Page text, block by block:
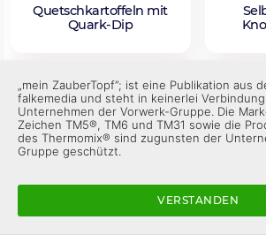
Quetschkartoffeln mit
Quark-Dip
„mein ZauberTopf”; ist eine Publikation aus
falkemedia und steht in keinerlei
Unternehmen der Vorwerk-Gruppe. Die
Zeichen TM5®, TM6 und TM31 sowie die
des Thermomix® sind zugunsten der
Gruppe geschützt.
VERSTANDEN